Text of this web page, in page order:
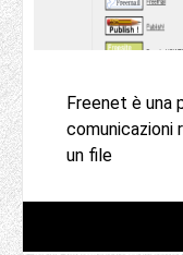
Freenet è
comunicazioni
un file